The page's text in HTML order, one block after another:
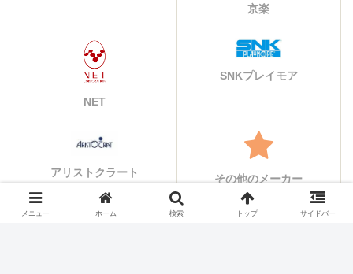
京楽
NET
SNKプレイモア
アリストクラート その他のメーカー
メニュー ホーム 検索 トップ サイドバー